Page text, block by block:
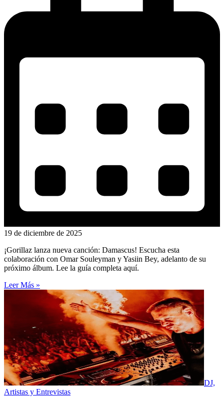
19 de diciembre de 2025
¡Gorillaz lanza nueva canción: Damascus! Escucha esta
colaboración con Omar Souleyman y Yasiin Bey, adelanto de su
próximo álbum. Lee la guía completa aquí.
Leer Más »
DJ,
Artistas y Entrevistas